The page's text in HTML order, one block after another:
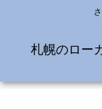
札幌のロー